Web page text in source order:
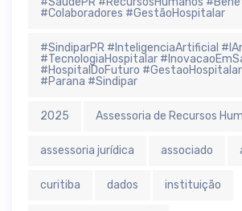
#Colaboradores #GestãoHospitalar
#SindiparPR #InteligenciaArtificial
#TecnologiaHospitalar
#HospitalDoFuturo
#Parana #Sindipar
2025 Assessoria de Recursos
assessoria jurídica associado
curitiba dados instituição